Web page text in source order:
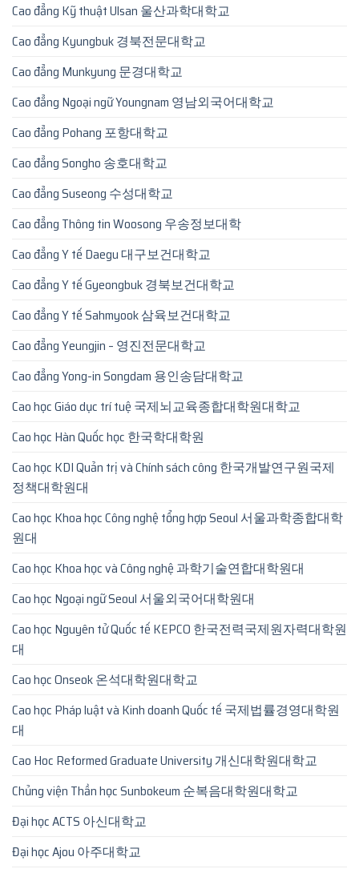
Cao đẳng Kỹ thuật Ulsan 울산과학대학교
Cao đẳng Kyungbuk 경북전문대학교
Cao đẳng Munkyung 문경대학교
Cao đẳng Ngoại ngữ Youngnam 영남외국어대학교
Cao đẳng Pohang 포항대학교
Cao đẳng Songho 송호대학교
Cao đẳng Suseong 수성대학교
Cao đẳng Thông tin Woosong 우송정보대학
Cao đẳng Y tế Daegu 대구보건대학교
Cao đẳng Y tế Gyeongbuk 경북보건대학교
Cao đẳng Y tế Sahmyook 삼육보건대학교
Cao đẳng Yeungjin – 영진전문대학교
Cao đẳng Yong-in Songdam 용인송담대학교
Cao học Giáo dục trí tuệ 국제뇌교육종합대학원대학교
Cao học Hàn Quốc học 한국학대학원
Cao học KDI Quản trị và Chính sách công 한국개발연구원국제
정책대학원대
Cao học Khoa học Công nghệ tổng hợp Seoul 서울과학종합대학
원대
Cao học Khoa học và Công nghệ 과학기술연합대학원대
Cao học Ngoại ngữ Seoul 서울외국어대학원대
Cao học Nguyên tử Quốc tế KEPCO 한국전력국제원자력대학원
대
Cao học Onseok 온석대학원대학교
Cao học Pháp luật và Kinh doanh Quốc tế 국제법률경영대학원
대
Cao Hoc Reformed Graduate University 개신대학원대학교
Chủng viện Thần học Sunbokeum 순복음대학원대학교
Đại học ACTS 아신대학교
Đại học Ajou 아주대학교